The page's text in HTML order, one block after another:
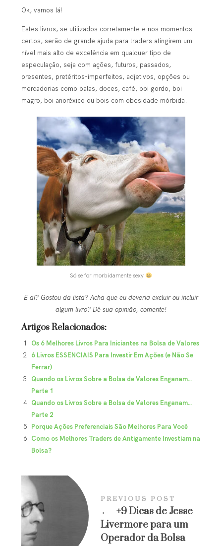
Ok, vamos lá!
Estes livros, se utilizados corretamente e nos momentos
certos, serão de grande ajuda para traders atingirem um
nível mais alto de excelência em qualquer tipo de
especulação, seja com ações, futuros, passados,
presentes, pretéritos-imperfeitos, adjetivos, opções ou
mercadorias como balas, doces, café, boi gordo, boi
magro, boi anoréxico ou bois com obesidade mórbida.
Só se for morbidamente sexy
E aí? Gostou da lista? Acha que eu deveria excluir ou incluir
algum livro? Dê sua opinião, comente!
Artigos Relacionados:
Os 6 Melhores Livros Para Iniciantes na Bolsa de Valores
6 Livros ESSENCIAIS Para Investir Em Ações (e Não Se
Ferrar)
Quando os Livros Sobre a Bolsa de Valores Enganam…
Parte 1
Quando os Livros Sobre a Bolsa de Valores Enganam…
Parte 2
Porque Ações Preferenciais São Melhores Para Você
Como os Melhores Traders de Antigamente Investiam na
Bolsa?
PREVIOUS POST
←
+9 Dicas de Jesse
Livermore para um
Operador da Bolsa